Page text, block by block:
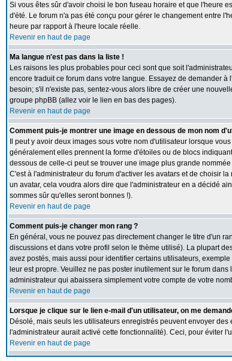
Si vous êtes sûr d'avoir choisi le bon fuseau horaire et que l'heure
d'été. Le forum n'a pas été conçu pour gérer le changement entre
heure par rapport à l'heure locale réelle.
Revenir en haut de page
Ma langue n'est pas dans la liste !
Les raisons les plus probables pour ceci sont que soit
encore traduit ce forum dans votre langue. Essayez de demander
besoin; s'il n'existe pas, sentez-vous alors libre de créer une
groupe phpBB (allez voir le lien en bas des pages).
Revenir en haut de page
Comment puis-je montrer une image en dessous de mon nom
Il peut y avoir deux images sous votre nom d'utilisateur lorsque
généralement elles prennent la forme d'étoiles ou de blocs
dessous de celle-ci peut se trouver une image plus grande
C'est à l'administrateur du forum d'activer les avatars et de choisir
un avatar, cela voudra alors dire que l'administrateur en a décidé
sommes sûr qu'elles seront bonnes !).
Revenir en haut de page
Comment puis-je changer mon rang ?
En général, vous ne pouvez pas directement changer le titre d'un
discussions et dans votre profil selon le thème utilisé). La plupart
avez postés, mais aussi pour identifier certains utilisateurs,
leur est propre. Veuillez ne pas poster inutilement sur le forum
administrateur qui abaissera simplement votre compte de votre
Revenir en haut de page
Lorsque je clique sur le lien e-mail d'un utilisateur, on me
Désolé, mais seuls les utilisateurs enregistrés peuvent envoyer
l'administrateur aurait activé cette fonctionnalité). Ceci, pour éviter
Revenir en haut de page